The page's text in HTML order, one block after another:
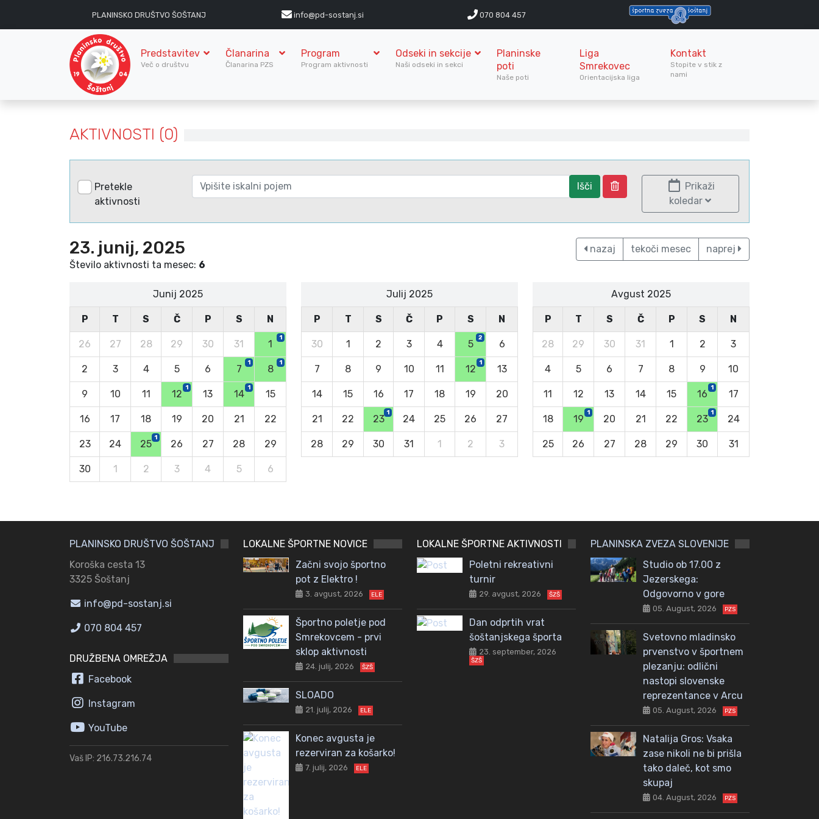
PLANINSKO DRUŠTVO ŠOŠTANJ info@pd-sostanj.si 070 804 457
Predstavitev
Več o društvu
Članarina
Članarina PZS
Program
Program aktivnosti
Odseki in sekcije
Naši odseki in sekci
Planinske
poti
Naše poti
Liga
Smrekovec
Orientacijska liga
Kontakt
Stopite v stik z
nami
AKTIVNOSTI (0)
Pretekle
aktivnosti
Išči
Prikaži
koledar
23. junij, 2025
Število aktivnosti ta mesec: 6
nazaj tekoči mesec naprej
Junij 2025
P T S Č P S N
26 27 28 29 30 31 1
1
2 3 4 5 6 7
1
8
1
9 10 11 12
1
13 14
1
15
16 17 18 19 20 21 22
23 24 25
1
26 27 28 29
30 1 2 3 4 5 6
Julij 2025
P T S Č P S N
30 1 2 3 4 5
2
6
7 8 9 10 11 12
1
13
14 15 16 17 18 19 20
21 22 23
1
24 25 26 27
28 29 30 31 1 2 3
Avgust 2025
P T S Č P S N
28 29 30 31 1 2 3
4 5 6 7 8 9 10
11 12 13 14 15 16
1
17
18 19
1
20 21 22 23
1
24
25 26 27 28 29 30 31
PLANINSKO DRUŠTVO ŠOŠTANJ
Koroška cesta 13
3325 Šoštanj
info@pd-sostanj.si
070 804 457
DRUŽBENA OMREŽJA
Facebook
Instagram
YouTube
Vaš IP: 216.73.216.74
LOKALNE ŠPORTNE NOVICE
Začni svojo športno
pot z Elektro !
3. avgust, 2026 ELE
Športno poletje pod
Smrekovcem - prvi
sklop aktivnosti
24. julij, 2026 ŠZŠ
SLOADO
21. julij, 2026 ELE
Konec avgusta je
rezerviran za košarko!
7. julij, 2026 ELE
LOKALNE ŠPORTNE AKTIVNOSTI
Poletni rekreativni
turnir
29. avgust, 2026 ŠZŠ
Dan odprtih vrat
šoštanjskega športa
23. september, 2026
ŠZŠ
PLANINSKA ZVEZA SLOVENIJE
Studio ob 17.00 z
Jezerskega:
Odgovorno v gore
05. August, 2026 PZS
Svetovno mladinsko
prvenstvo v športnem
plezanju: odlični
nastopi slovenske
reprezentance v Arcu
05. August, 2026 PZS
Natalija Gros: Vsaka
zase nikoli ne bi prišla
tako daleč, kot smo
skupaj
04. August, 2026 PZS